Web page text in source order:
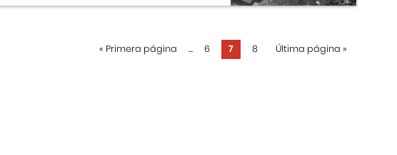
« Primera página ... 6 7 8 Última página »